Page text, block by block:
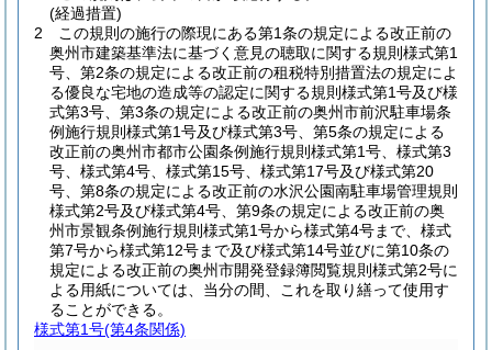
(経過措置)
2
この規則の施行の際現にある第1条の規定による改正前の
奥州市建築基準法に基づく意見の聴取に関する規則様式第1
号、第2条の規定による改正前の租税特別措置法の規定によ
る優良な宅地の造成等の認定に関する規則様式第1号及び様
式第3号、第3条の規定による改正前の奥州市前沢駐車場条
例施行規則様式第1号及び様式第3号、第5条の規定による
改正前の奥州市都市公園条例施行規則様式第1号、様式第3
号、様式第4号、様式第15号、様式第17号及び様式第20
号、第8条の規定による改正前の水沢公園南駐車場管理規則
様式第2号及び様式第4号、第9条の規定による改正前の奥
州市景観条例施行規則様式第1号から様式第4号まで、様式
第7号から様式第12号まで及び様式第14号並びに第10条の
規定による改正前の奥州市開発登録簿閲覧規則様式第2号に
よる用紙については、当分の間、これを取り繕って使用す
ることができる。
様式第1号(第4条関係)